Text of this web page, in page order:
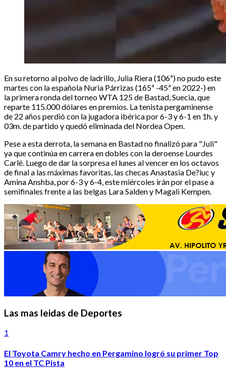
En su retorno al polvo de ladrillo, Julia Riera (106ª) no pudo este
martes con la española Nuria Párrizas (165ª -45ª en 2022-) en
la primera ronda del torneo WTA 125 de Bastad, Suecia, que
reparte 115.000 dólares en premios. La tenista pergaminense
de 22 años perdió con la jugadora ibérica por 6-3 y 6-1 en 1h. y
03m. de partido y quedó eliminada del Nordea Open.
Pese a esta derrota, la semana en Bastad no finalizó para "Juli"
ya que continúa en carrera en dobles con la deroense Lourdes
Carlé. Luego de dar la sorpresa el lunes al vencer en los octavos
de final a las máximas favoritas, las checas Anastasia De?iuc y
Amina Anshba, por 6-3 y 6-4, este miércoles irán por el pase a
semifinales frente a las belgas Lara Salden y Magali Kempen.
Las mas leidas de Deportes
1
El Toyota Camry hecho en Pergamino logró su primer Top
10 en el TC Pista